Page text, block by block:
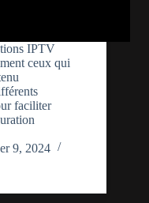
IPTV
ceux qui
faciliter
9, 2024